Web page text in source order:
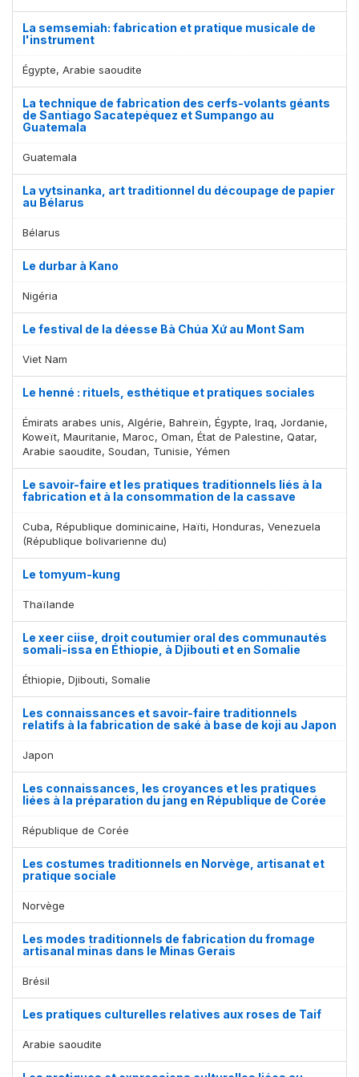
La semsemiah: fabrication et pratique musicale de
l'instrument
Égypte, Arabie saoudite
La technique de fabrication des cerfs-volants géants
de Santiago Sacatepéquez et Sumpango au
Guatemala
Guatemala
La vytsinanka, art traditionnel du découpage de papier
au Bélarus
Bélarus
Le durbar à Kano
Nigéria
Le festival de la déesse Bà Chúa Xứ au Mont Sam
Viet Nam
Le henné : rituels, esthétique et pratiques sociales
Émirats arabes unis, Algérie, Bahreïn, Égypte, Iraq, Jordanie,
Koweït, Mauritanie, Maroc, Oman, État de Palestine, Qatar,
Arabie saoudite, Soudan, Tunisie, Yémen
Le savoir-faire et les pratiques traditionnels liés à la
fabrication et à la consommation de la cassave
Cuba, République dominicaine, Haïti, Honduras, Venezuela
(République bolivarienne du)
Le tomyum-kung
Thaïlande
Le xeer ciise, droit coutumier oral des communautés
somali-issa en Éthiopie, à Djibouti et en Somalie
Éthiopie, Djibouti, Somalie
Les connaissances et savoir-faire traditionnels
relatifs à la fabrication de saké à base de koji au Japon
Japon
Les connaissances, les croyances et les pratiques
liées à la préparation du jang en République de Corée
République de Corée
Les costumes traditionnels en Norvège, artisanat et
pratique sociale
Norvège
Les modes traditionnels de fabrication du fromage
artisanal minas dans le Minas Gerais
Brésil
Les pratiques culturelles relatives aux roses de Taif
Arabie saoudite